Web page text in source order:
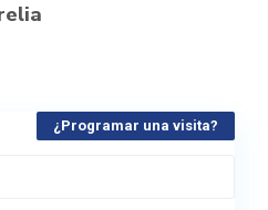
¿Programar una visita?